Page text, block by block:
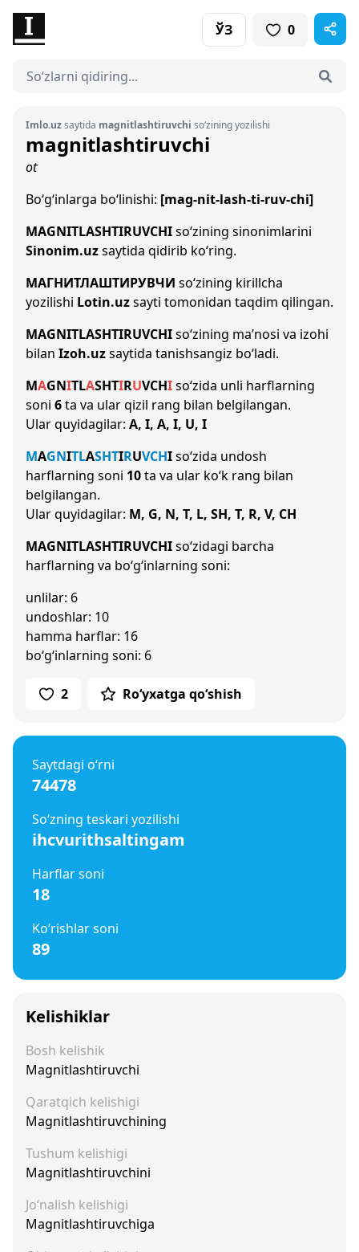
ЎЗ 0
Imlo.uzsaytida magnitlashtiruvchi so‘zining yozilishi
magnitlashtiruvchi
ot
Bo‘g‘inlarga bo‘linishi: [mag-nit-lash-ti-ruv-chi]
MAGNITLASHTIRUVCHIso‘zining sinonimlarini
Sinonim.uzsaytida qidirib ko‘ring.
МАГНИТЛАШТИРУВЧИ so‘zining kirillcha
yozilishi Lotin.uzsayti tomonidan taqdim qilingan.
MAGNITLASHTIRUVCHIso‘zining ma’nosi va izohi
bilan Izoh.uzsaytida tanishsangiz bo‘ladi.
MAGNITLASHTIRUVCHIso‘zida unli harflarning
soni 6ta va ular qizil rang bilan belgilangan.
Ular quyidagilar: A, I, A, I, U, I
MAGNITLASHTIRUVCHIso‘zida undosh
harflarning soni 10ta va ular ko‘k rang bilan
belgilangan.
Ular quyidagilar: M, G, N, T, L, SH, T, R, V, CH
MAGNITLASHTIRUVCHIso‘zidagi barcha
harflarning va bo‘g‘inlarning soni:
unlilar: 6
undoshlar: 10
hamma harflar: 16
bo‘g‘inlarning soni: 6
2 Ro‘yxatga qo‘shish
Saytdagi o‘rni
74478
So‘zning teskari yozilishi
ihcvurithsaltingam
Harflar soni
18
Ko‘rishlar soni
89
Kelishiklar
Bosh kelishik
Magnitlashtiruvchi
Qaratqich kelishigi
Magnitlashtiruvchining
Tushum kelishigi
Magnitlashtiruvchini
Jo‘nalish kelishigi
Magnitlashtiruvchiga